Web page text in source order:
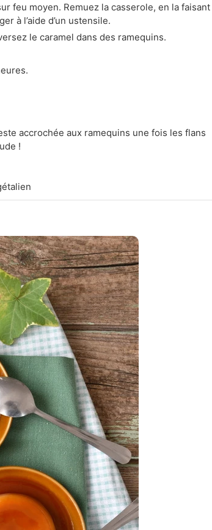
feu moyen. Remuez la casserole, en la faisant
à l’aide d’un ustensile.
le caramel dans des ramequins.
accrochée aux ramequins une fois les flans
!